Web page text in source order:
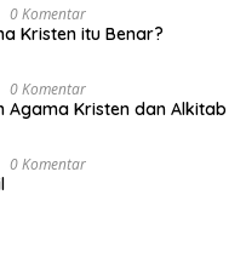
0 Komentar
Kristen itu Benar?
0 Komentar
Agama Kristen dan Alkitab
0 Komentar